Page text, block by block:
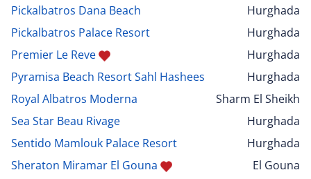
Pickalbatros Dana Beach
Hurghada
Pickalbatros Palace Resort
Hurghada
Premier Le Reve
Hurghada
Pyramisa Beach Resort Sahl Hashees
Hurghada
Royal Albatros Moderna
Sharm El Sheikh
Sea Star Beau Rivage
Hurghada
Sentido Mamlouk Palace Resort
Hurghada
Sheraton Miramar El Gouna
El Gouna